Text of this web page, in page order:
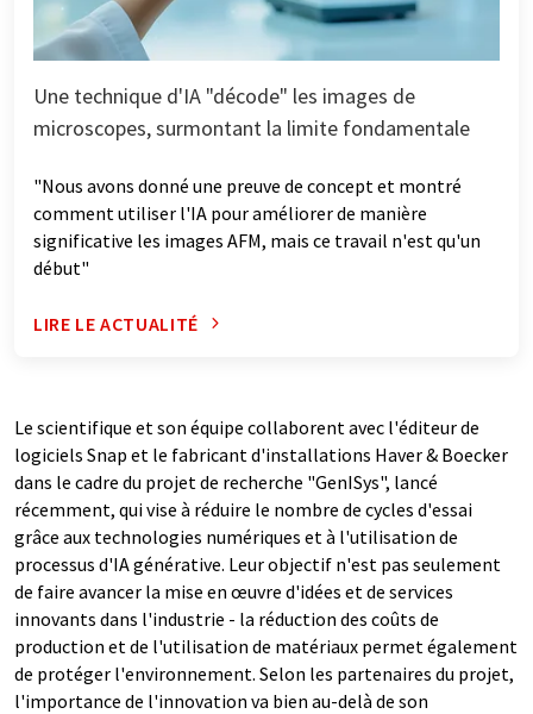
Une technique d'IA "décode" les images de
microscopes, surmontant la limite fondamentale
"Nous avons donné une preuve de concept et montré
comment utiliser l'IA pour améliorer de manière
significative les images AFM, mais ce travail n'est qu'un
début"
LIRE LE ACTUALITÉ
Le scientifique et son équipe collaborent avec l'éditeur de
logiciels Snap et le fabricant d'installations Haver & Boecker
dans le cadre du projet de recherche "GenISys", lancé
récemment, qui vise à réduire le nombre de cycles d'essai
grâce aux technologies numériques et à l'utilisation de
processus d'IA générative. Leur objectif n'est pas seulement
de faire avancer la mise en œuvre d'idées et de services
innovants dans l'industrie - la réduction des coûts de
production et de l'utilisation de matériaux permet également
de protéger l'environnement. Selon les partenaires du projet,
l'importance de l'innovation va bien au-delà de son